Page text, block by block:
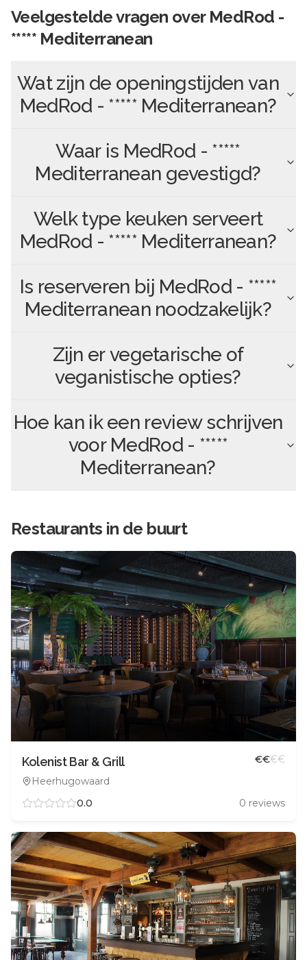
Veelgestelde vragen over MedRod -
***** Mediterranean
Wat zijn de openingstijden van
MedRod - ***** Mediterranean?
Waar is MedRod - *****
Mediterranean gevestigd?
Welk type keuken serveert
MedRod - ***** Mediterranean?
Is reserveren bij MedRod - *****
Mediterraneannoodzakelijk?
Zijn er vegetarische of
veganistische opties?
Hoe kan ik een review schrijven
voor MedRod - *****
Mediterranean?
Restaurants in de buurt
Kolenist Bar & Grill
Heerhugowaard
€€€€
0.0 0 reviews